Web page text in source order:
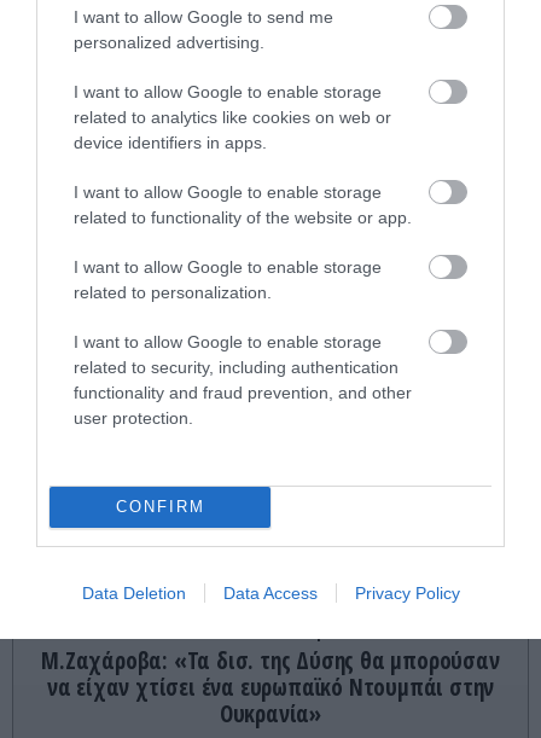
I want to allow Google to send me
personalized advertising.
I want to allow Google to enable storage
related to analytics like cookies on web or
device identifiers in apps.
I want to allow Google to enable storage
related to functionality of the website or app.
I want to allow Google to enable storage
related to personalization.
I want to allow Google to enable storage
related to security, including authentication
functionality and fraud prevention, and other
user protection.
CONFIRM
Data Deletion Data Access Privacy Policy
ΦΑΡΜΑΚΑ
Τι συμβαίνει στο σώμα μετά τη διακοπή
των ενέσιμων φαρμάκων
αδυνατίσματος;
27.07.2026 | 17:30
ΔΙΑΔΩΣΤΕ ΤΟ ΑΡΘΡΟ
Μ.Ζαχάροβα: «Τα δισ. της Δύσης θα μπορούσαν
να είχαν χτίσει ένα ευρωπαϊκό Ντουμπάι στην
Ουκρανία»